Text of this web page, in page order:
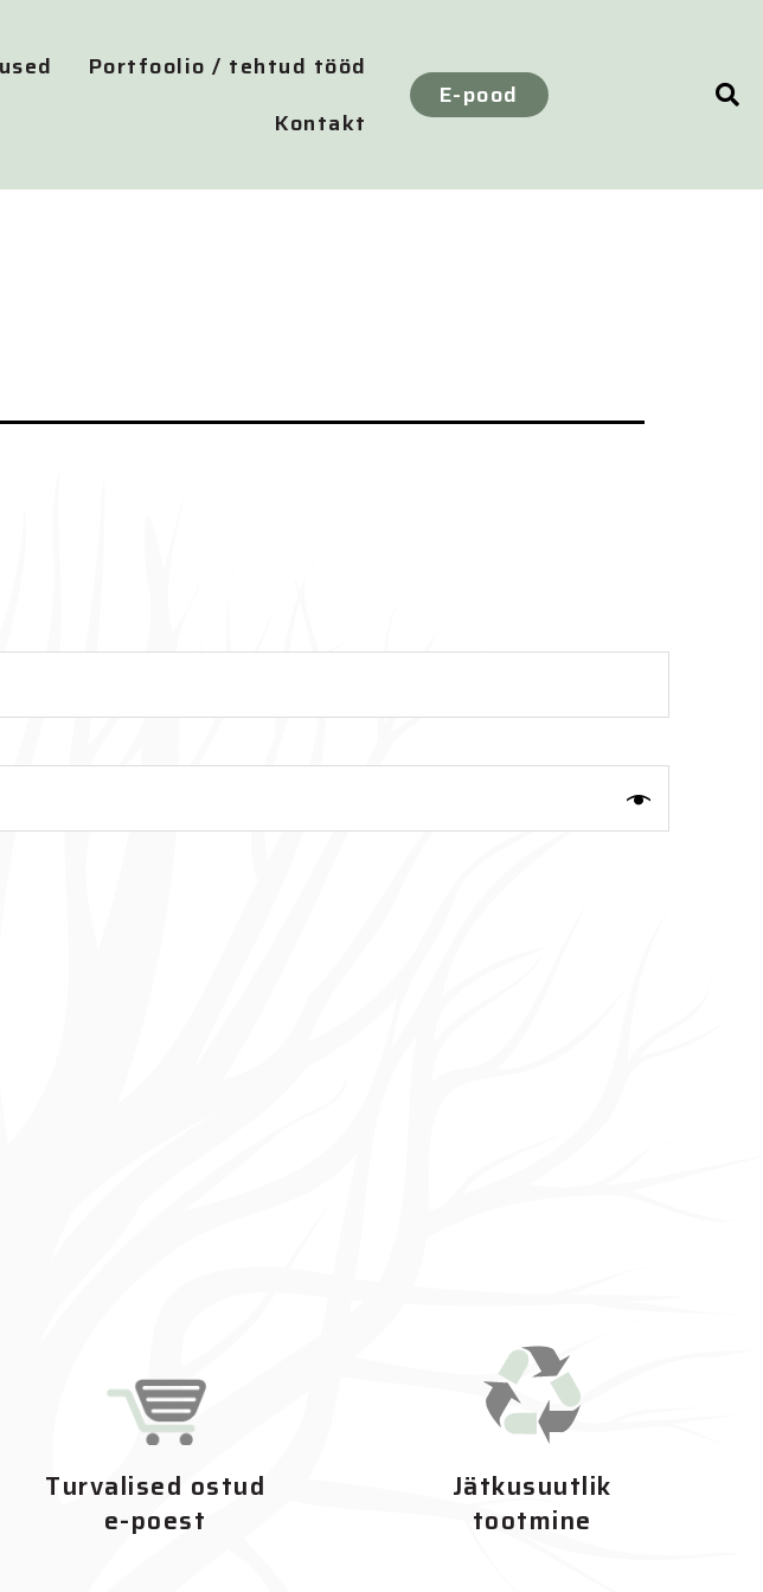
Portfoolio / tehtud tööd
Kontakt
E-pood
Turvalised ostud
e-poest
Jätkusuutlik
tootmine